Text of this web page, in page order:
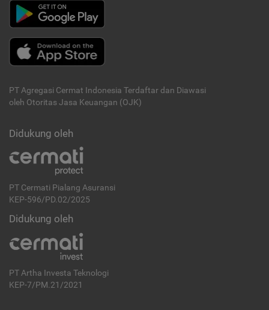
PT Agregasi Cermat Indonesia Terdaftar dan Diawasi
oleh Otoritas Jasa Keuangan (OJK)
Didukung oleh
PT Cermati Pialang Asuransi
KEP-596/PD.02/2025
Didukung oleh
PT Artha Investa Teknologi
KEP-7/PM.21/2021